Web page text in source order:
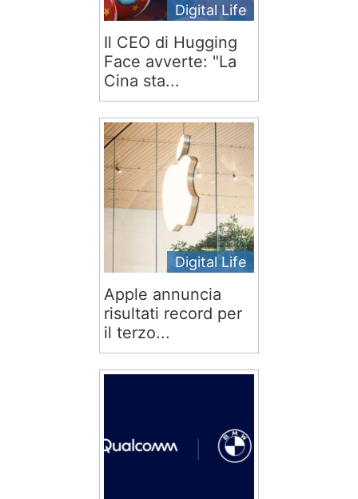
Digital Life
Il CEO di Hugging
Face avverte: "La
Cina sta...
Digital Life
Apple annuncia
risultati record per
il terzo...